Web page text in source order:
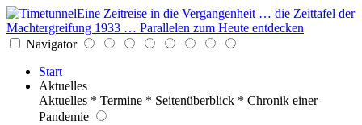
Eine Zeitreise in die Vergangenheit … die Zeittafel der
Machtergreifung 1933 … Parallelen zum Heute entdecken
Navigator
Start
Aktuelles
Aktuelles * Termine * Seitenüberblick * Chronik einer
Pandemie